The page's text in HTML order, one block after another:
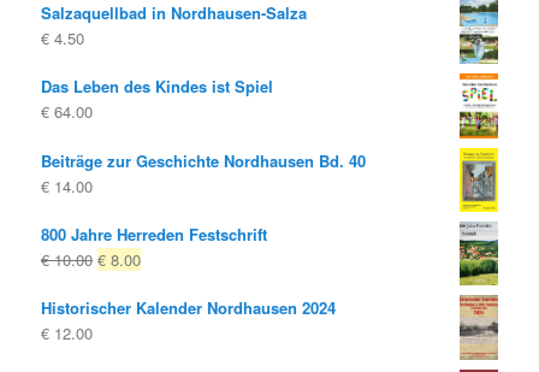
Salzaquellbad in Nordhausen-Salza
€ 4.50
Das Leben des Kindes ist Spiel
€ 64.00
Beiträge zur Geschichte Nordhausen Bd. 40
€ 14.00
800 Jahre Herreden Festschrift
€10.00 Ursprünglicher
war:
€ 8.00Aktueller
ist:
Historischer Kalender Nordhausen 2024
€ 12.00